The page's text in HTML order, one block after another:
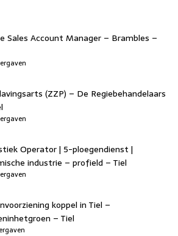
Sales Account Manager – Brambles –
(ZZP) – De Regiebehandelaars
Operator | 5-ploegendienst |
industrie – profield – Tiel
koppel in Tiel –
– Tiel